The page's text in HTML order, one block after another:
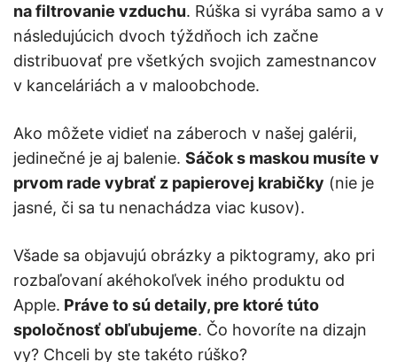
na filtrovanie vzduchu. Rúška si vyrába samo a v
následujúcich dvoch týždňoch ich začne
distribuovať pre všetkých svojich zamestnancov
v kanceláriách a v maloobchode.
Ako môžete vidieť na záberoch v našej galérii,
jedinečné je aj balenie. Sáčok s maskou musíte v
prvom rade vybrať z papierovej krabičky (nie je
jasné, či sa tu nenachádza viac kusov).
Všade sa objavujú obrázky a piktogramy, ako pri
rozbaľovaní akéhokoľvek iného produktu od
Apple. Práve to sú detaily, pre ktoré túto
spoločnosť obľubujeme. Čo hovoríte na dizajn
vy? Chceli by ste takéto rúško?